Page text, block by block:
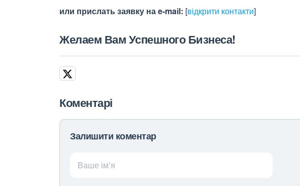
или прислать заявку на e-maіl: [відкрити контакти]
Желаем Вам Успешного Бизнеса!
Коментарі
Залишити коментар
Ваше ім’я